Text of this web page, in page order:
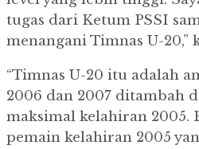
tugas dari Ketum PSSI
menangani Timnas U-20,”
“Timnas U-20 itu adalah
2006 dan 2007 ditambah
maksimal kelahiran 2005.
pemain kelahiran 2005